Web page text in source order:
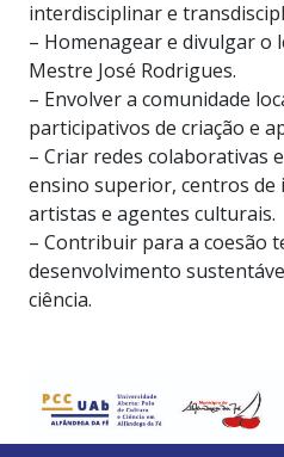
interdisciplinar e
– Homenagear e divulgar o
Mestre José Rodrigues.
– Envolver a comunidade
participativos de criação e
– Criar redes colaborativas
ensino superior, centros de
artistas e agentes culturais.
– Contribuir para a coesão
desenvolvimento
ciência.